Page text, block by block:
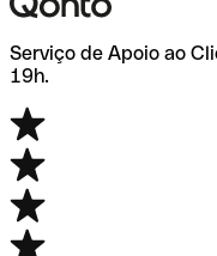
Serviço de Apoio ao
19h.